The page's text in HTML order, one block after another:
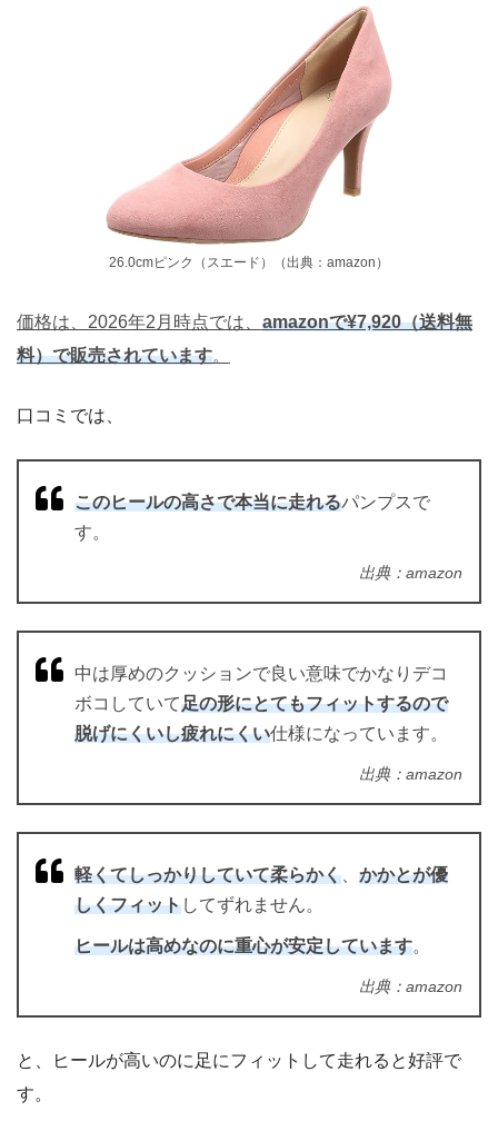
26.0cmピンク（スエード）（出典：amazon）
価格は、2026年2月時点では、 amazonで¥7,920（送料無
料）で販売されています。
口コミでは、
このヒールの高さで本当に走れるパンプスで
す。
出典：amazon
中は厚めのクッションで良い意味でかなりデコ
ボコしていて足の形にとてもフィットするので
脱げにくいし疲れにくい仕様になっています。
出典：amazon
軽くてしっかりしていて柔らかく
かかとが優
しくフィットしてずれません。
ヒールは高めなのに重心が安定しています。
出典：amazon
と、ヒールが高いのに足にフィットして走れると好評で
す。